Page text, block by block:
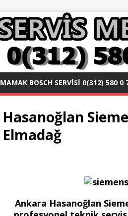
MAMAK BOSCH SERVISI 0(312) 580 0
Hasanoğlan
Elmadağ
Ankara Hasanoğlan